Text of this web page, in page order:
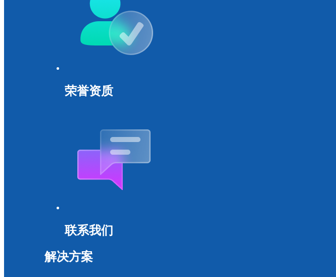
荣誉资质
联系我们
解决方案